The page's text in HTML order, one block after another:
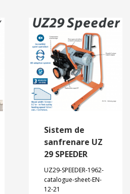
Sistem de
sanfrenare UZ
29 SPEEDER
UZ29-SPEEDER-1962-
catalogue-sheet-EN-
12-21